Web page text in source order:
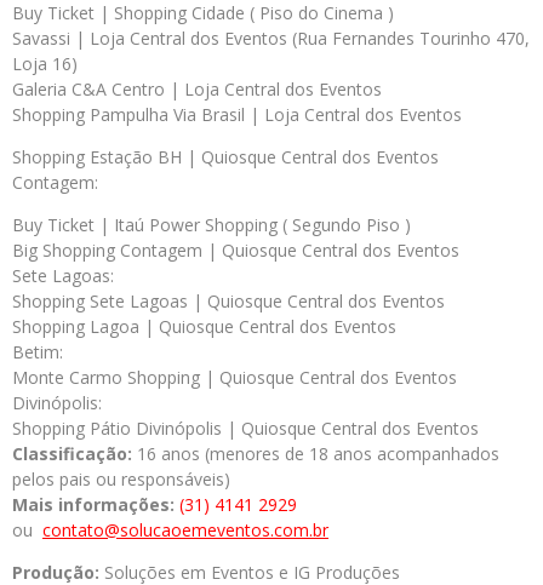
Buy Ticket | Shopping Cidade ( Piso do Cinema )
Savassi | Loja Central dos Eventos (Rua Fernandes Tourinho 470,
Loja 16)
Galeria C&A Centro | Loja Central dos Eventos
Shopping Pampulha Via Brasil | Loja Central dos Eventos
Shopping Estação BH | Quiosque Central dos Eventos
Contagem:
Buy Ticket | Itaú Power Shopping ( Segundo Piso )
Big Shopping Contagem | Quiosque Central dos Eventos
Sete Lagoas:
Shopping Sete Lagoas | Quiosque Central dos Eventos
Shopping Lagoa | Quiosque Central dos Eventos
Betim:
Monte Carmo Shopping | Quiosque Central dos Eventos
Divinópolis:
Shopping Pátio Divinópolis | Quiosque Central dos Eventos
Classificação: 16 anos (menores de 18 anos acompanhados
pelos pais ou responsáveis)
Mais informações: (31) 4141 2929
ou contato@solucaoemeventos.com.br
Produção: Soluções em Eventos e IG Produções